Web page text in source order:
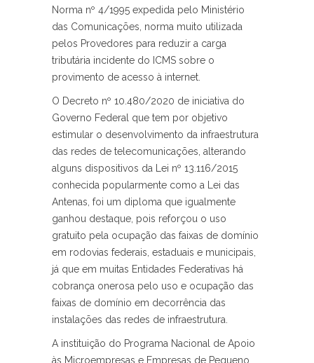
Norma nº 4/1995 expedida pelo Ministério
das Comunicações, norma muito utilizada
pelos Provedores para reduzir a carga
tributária incidente do ICMS sobre o
provimento de acesso à internet.
O Decreto nº 10.480/2020 de iniciativa do
Governo Federal que tem por objetivo
estimular o desenvolvimento da infraestrutura
das redes de telecomunicações, alterando
alguns dispositivos da Lei nº 13.116/2015
conhecida popularmente como a Lei das
Antenas, foi um diploma que igualmente
ganhou destaque, pois reforçou o uso
gratuito pela ocupação das faixas de domínio
em rodovias federais, estaduais e municipais,
já que em muitas Entidades Federativas há
cobrança onerosa pelo uso e ocupação das
faixas de domínio em decorrência das
instalações das redes de infraestrutura.
A instituição do Programa Nacional de Apoio
às Microempresas e Empresas de Pequeno